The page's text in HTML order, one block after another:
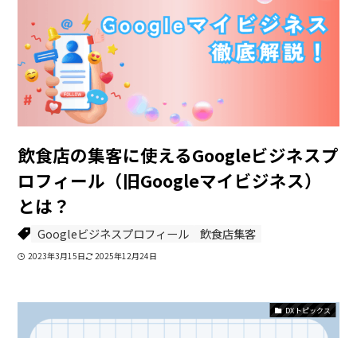
飲食店の集客に使えるGoogleビジネスプ
ロフィール（旧Googleマイビジネス）
とは？
Googleビジネスプロフィール 飲食店集客
2023年3月15日 2025年12月24日
DXトピックス